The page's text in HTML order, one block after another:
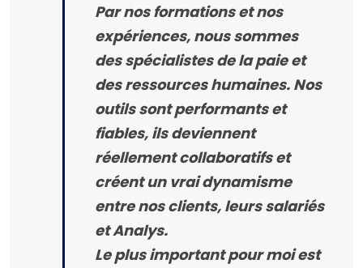
Par nos formations et nos
expériences, nous sommes
des spécialistes de la paie et
des ressources humaines. Nos
outils sont performants et
fiables, ils deviennent
réellement collaboratifs et
créent un vrai dynamisme
entre nos clients, leurs salariés
et Analys.
Le plus important pour moi est